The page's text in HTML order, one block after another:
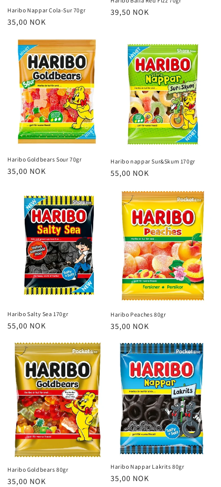
Haribo Nappar Cola-Sur 70gr
Vanlig
35,00 NOK
Vanlig
39,50 NOK
Haribo Goldbears Sour 70gr
Vanlig
35,00 NOK
Haribo nappar Sur&Skum 170gr
Vanlig
55,00 NOK
Haribo Salty Sea 170gr
Vanlig
55,00 NOK
Haribo Peaches 80gr
Vanlig
35,00 NOK
Haribo Goldbears 80gr
Vanlig
35,00 NOK
Haribo Nappar Lakrits 80gr
Vanlig
35,00 NOK